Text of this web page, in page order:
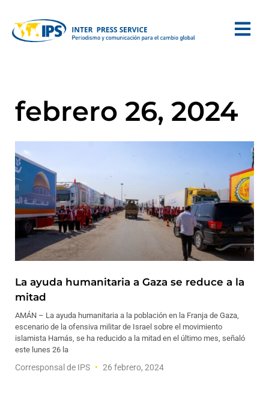
febrero 26, 2024
La ayuda humanitaria a Gaza se reduce a la
mitad
AMÁN – La ayuda humanitaria a la población en la Franja de Gaza,
escenario de la ofensiva militar de Israel sobre el movimiento
islamista Hamás, se ha reducido a la mitad en el último mes, señaló
este lunes 26 la
Corresponsal de IPS 26 febrero, 2024